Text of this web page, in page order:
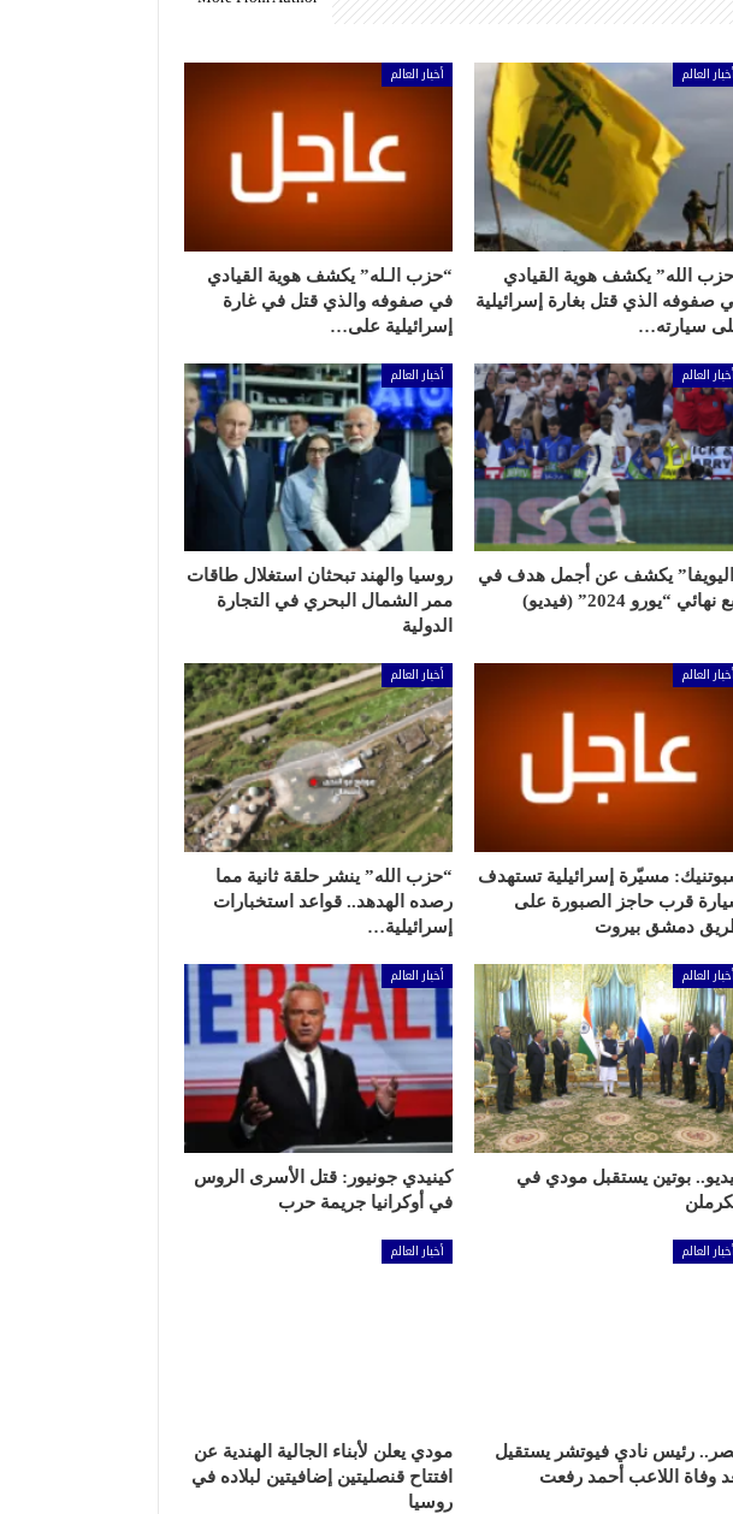
أخبار العالم
الله” يكشف هوية القيادي
صفوفه الذي قتل بغارة إسرائيلية
سيارته…
أخبار العالم
“حزب الـله” يكشف هوية القيادي
في صفوفه والذي قتل في غارة
إسرائيلية على…
أخبار العالم
يكشف عن أجمل هدف في
نهائي “يورو 2024” (فيديو)
أخبار العالم
روسيا والهند تبحثان استغلال طاقات
ممر الشمال البحري في التجارة
الدولية
أخبار العالم
مسيّرة إسرائيلية تستهدف
قرب حاجز الصبورة على
دمشق بيروت
أخبار العالم
“حزب الله” ينشر حلقة ثانية مما
رصده الهدهد.. قواعد استخبارات
إسرائيلية…
أخبار العالم
بوتين يستقبل مودي في
أخبار العالم
كينيدي جونيور: قتل الأسرى الروس
في أوكرانيا جريمة حرب
أخبار العالم
رئيس نادي فيوتشر يستقيل
وفاة اللاعب أحمد رفعت
أخبار العالم
مودي يعلن لأبناء الجالية الهندية عن
افتتاح قنصليتين إضافيتين لبلاده في
روسيا